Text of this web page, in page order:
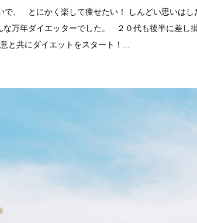
、 とにかく楽して痩せたい！ しんどい思いはし
な万年ダイエッターでした。 ２０代も後半に差し
と共にダイエットをスタート！...